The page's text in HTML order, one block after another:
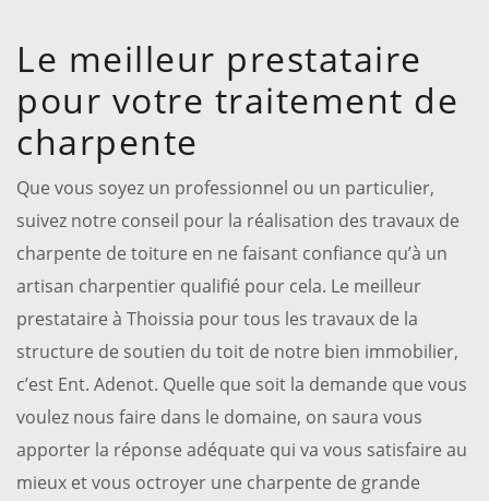
Le meilleur prestataire
pour votre traitement de
charpente
Que vous soyez un professionnel ou un particulier,
suivez notre conseil pour la réalisation des travaux de
charpente de toiture en ne faisant confiance qu’à un
artisan charpentier qualifié pour cela. Le meilleur
prestataire à Thoissia pour tous les travaux de la
structure de soutien du toit de notre bien immobilier,
c’est Ent. Adenot. Quelle que soit la demande que vous
voulez nous faire dans le domaine, on saura vous
apporter la réponse adéquate qui va vous satisfaire au
mieux et vous octroyer une charpente de grande